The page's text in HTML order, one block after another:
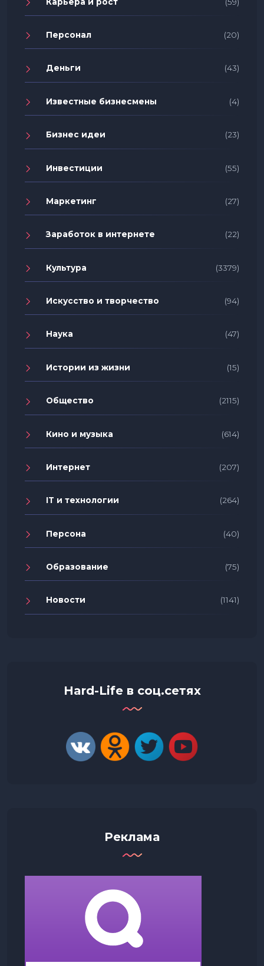
Персонал (20)
Деньги (43)
Известные бизнесмены (4)
Бизнес идеи (23)
Инвестиции (55)
Маркетинг (27)
Заработок в интернете (22)
Культура (3379)
Искусство и творчество (94)
Наука (47)
Истории из жизни (15)
Общество (2115)
Кино и музыка (614)
Интернет (207)
IT и технологии (264)
Персона (40)
Образование (75)
Новости (1141)
Hard-Life в соц.сетях
Реклама